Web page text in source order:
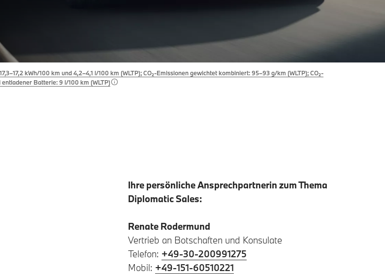
kWh/100 km und 4,2–4,1 l/100 km (WLTP); CO₂-Emissionen gewichtet kombiniert: 95–93 g/km (WLTP); CO₂-
Batterie: 9 l/100 km (WLTP)
Ihre persönliche Ansprechpartnerin zum Thema
Diplomatic Sales:
Renate Rodermund
Vertrieb an Botschaften und Konsulate
Telefon: +49-30-200991275
Mobil: +49-151-60510221